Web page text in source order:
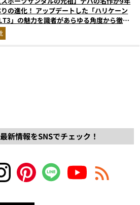
の進化！ アップデートした「ハリケーン
」の魅力を識者があらゆる角度から徹底
！
新情報をSNSでチェック！